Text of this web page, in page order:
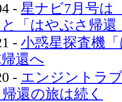
- 星ナビ7月号は
「はやぶさ帰還
- 小惑星探査機
還へ
- エンジントラ
還の旅は続く